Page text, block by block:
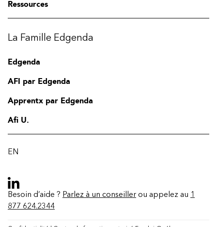
Ressources
La Famille Edgenda
Edgenda
AFI par Edgenda
Apprentx par Edgenda
Afi U.
EN
Besoin d’aide ? Parlez à un conseiller ou appelez au 1
877 624.2344